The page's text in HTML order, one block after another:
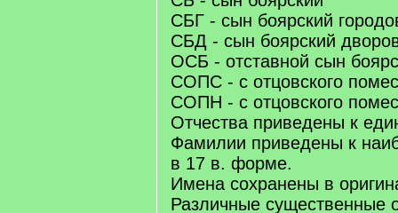
СБГ - сын боярский
СБД - сын боярский
ОСБ - отставной сын
СОПС - с отцовского
СОПН - с отцовского
Отчества приведены к
Фамилии приведены к
в 17 в. форме.
Имена сохранены в
Различные существенные